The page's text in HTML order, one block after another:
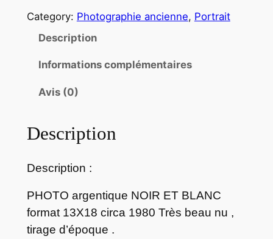
n
P
O
O
a
r
Category: Photographie ancienne, Portrait
Description
Informations complémentaires
Avis (0)
Description
Description :
PHOTO argentique NOIR ET BLANC
format 13X18 circa 1980 Très beau nu ,
tirage d’époque .